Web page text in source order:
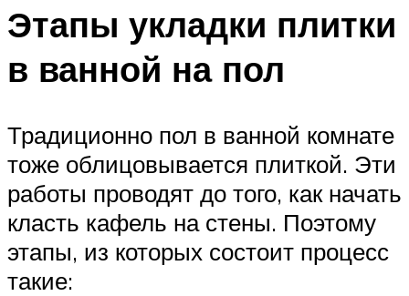
Этапы укладки плитки
в ванной на пол
Традиционно пол в ванной комнате
тоже облицовывается плиткой. Эти
работы проводят до того, как начать
класть кафель на стены. Поэтому
этапы, из которых состоит процесс
такие: